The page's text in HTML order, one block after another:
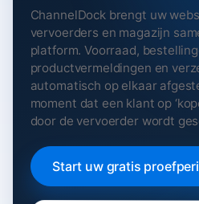
ChannelDock brengt uw
vervoerders en magazijn
platform. Voorraad,
productvermeldingen en
automatisch op elkaar
moment dat een klant op
door de vervoerder wordt
Start uw gratis